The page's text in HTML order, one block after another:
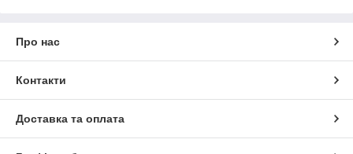
Про нас
Контакти
Доставка та оплата